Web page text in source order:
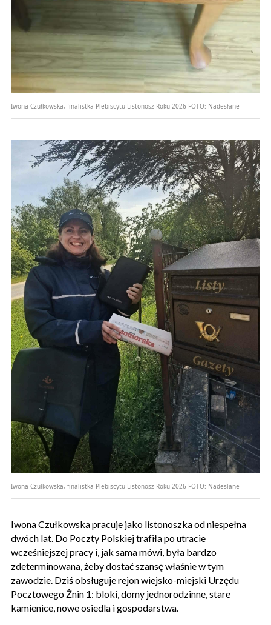
Iwona Czułkowska, finalistka Plebiscytu Listonosz Roku 2026 FOTO: Nadesłane
Iwona Czułkowska, finalistka Plebiscytu Listonosz Roku 2026 FOTO: Nadesłane
Iwona Czułkowska pracuje jako listonoszka od niespełna
dwóch lat. Do Poczty Polskiej trafiła po utracie
wcześniejszej pracy i, jak sama mówi, była bardzo
zdeterminowana, żeby dostać szansę właśnie w tym
zawodzie. Dziś obsługuje rejon wiejsko-miejski Urzędu
Pocztowego Żnin 1: bloki, domy jednorodzinne, stare
kamienice, nowe osiedla i gospodarstwa.